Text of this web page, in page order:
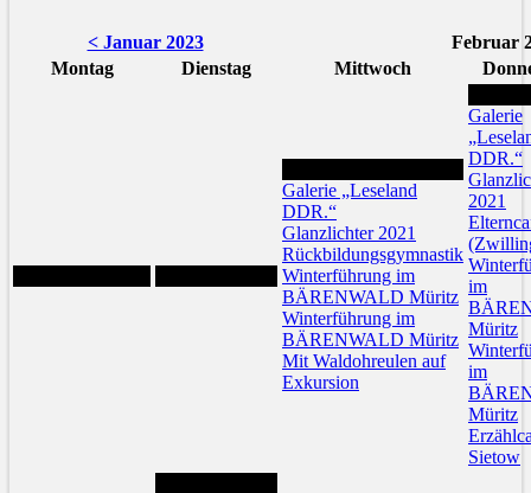
< Januar 2023
Februar
Montag
Dienstag Mittwoch
Galerie „Leseland
DDR.“
Glanzlichter 2021
Rückbildungsgymnastik
Winterführung im
BÄRENWALD Müritz
Winterführung im
BÄRENWALD Müritz
Mit Waldohreulen auf
Exkursion
Galerie
DDR.“
2021
im
Müritz
im
Müritz
Sietow